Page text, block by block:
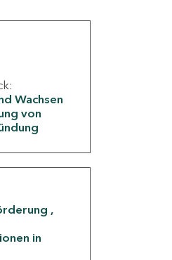
Wachsen
von
in